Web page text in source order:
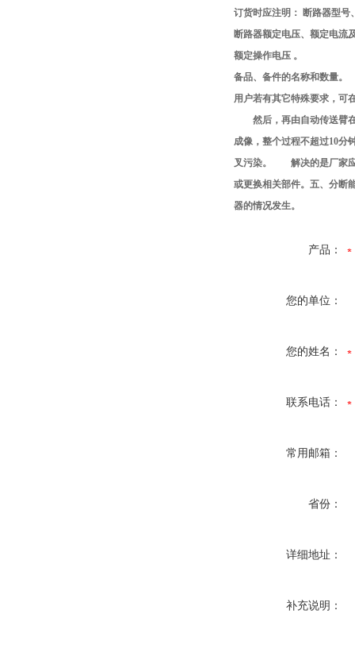
订货时应注明： 断路器型号
断路器额定电压、额定电流
额定操作电压 。
备品、备件的名称和数量。
用户若有其它特殊要求，可
然后，再由自动传送臂在
成像，整个过程不超过10分
叉污染。 解决的是厂家应
或更换相关部件。五、分断
器的情况发生。
产品：
您的单位：
您的姓名：
联系电话：
常用邮箱：
省份：
详细地址：
补充说明：